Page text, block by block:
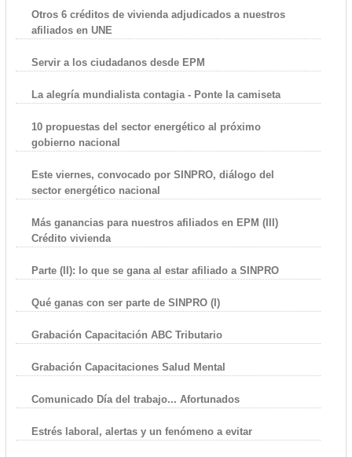
Otros 6 créditos de vivienda adjudicados a nuestros
afiliados en UNE
Servir a los ciudadanos desde EPM
La alegría mundialista contagia - Ponte la camiseta
10 propuestas del sector energético al próximo
gobierno nacional
Este viernes, convocado por SINPRO, diálogo del
sector energético nacional
Más ganancias para nuestros afiliados en EPM (III)
Crédito vivienda
Parte (II): lo que se gana al estar afiliado a SINPRO
Qué ganas con ser parte de SINPRO (I)
Grabación Capacitación ABC Tributario
Grabación Capacitaciones Salud Mental
Comunicado Día del trabajo... Afortunados
Estrés laboral, alertas y un fenómeno a evitar